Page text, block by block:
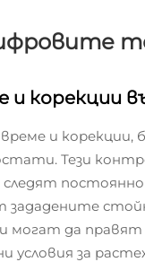
корекции
и корекции,
Тези
следят
зададените
да правят
условия за